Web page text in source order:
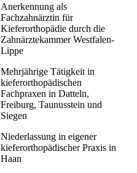
Anerkennung als
Fachzahnärztin für
Kieferorthopädie durch die
Zahnärztekammer Westfalen-
Lippe
Mehrjährige Tätigkeit in
kieferorthopädischen
Fachpraxen in Datteln,
Freiburg, Taunusstein und
Siegen
Niederlassung in eigener
kieferorthopädischer Praxis in
Haan